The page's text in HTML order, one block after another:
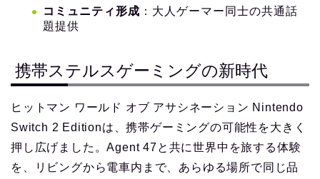
コミュニティ形成 ：大人ゲーマー同士の共通話
題提供
携帯ステルスゲーミングの新時代
ヒットマン ワールド オブ アサシネーション Nintendo
Switch 2 Editionは、携帯ゲーミングの可能性を大きく
押し広げました。Agent 47と共に世界中を旅する体験
を、リビングから電車内まで、あらゆる場所で同じ品